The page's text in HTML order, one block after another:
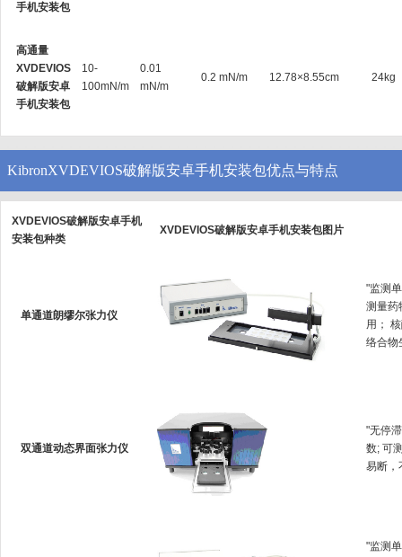
手机安装包
高通量
XVDEVIOS
破解版安卓
手机安装包
10-
100mN/m
0.01
mN/m
0.2 mN/m 12.78×8.55cm 24kg
KibronXVDEVIOS破解版安卓手机安装包优点与特点
XVDEVIOS破解版安卓手机
安装包种类
XVDEVIOS破解版安卓手机安装包图片
单通道朗缪尔张力仪
"监测单
测量药
用
络合物
双通道动态界面张力仪
"无停
数; 可
易断
"监测单